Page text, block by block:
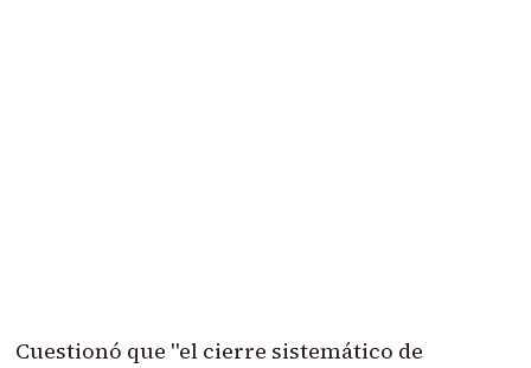
Cuestionó que "el cierre sistemático de